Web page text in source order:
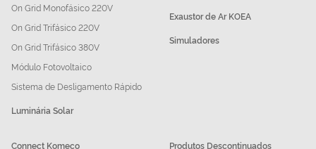
On Grid Monofásico 220V
On Grid Trifásico 220V
On Grid Trifásico 380V
Módulo Fotovoltaico
Sistema de Desligamento Rápido
Luminária Solar
Exaustor de Ar KOEA
Simuladores
Connect Komeco Produtos Descontinuados